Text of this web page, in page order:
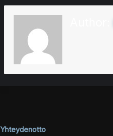
Yhteydenotto